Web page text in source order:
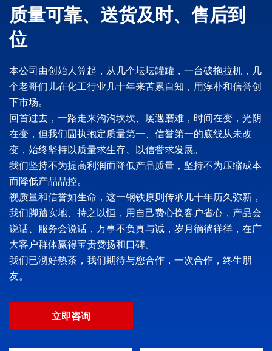
质量可靠、送货及时、售后到
位
本公司由创始人算起，从几个坛坛罐罐，一台破拖拉机，几
个老哥们儿在化工行业几十年来苦累自知，用淳朴和信誉创
下市场。
回首过去，一路走来沟沟坎坎、屡遇磨难，时间在变，光阴
在变，但我们固执抱定质量第一、信誉第一的底线从未改
变，始终坚持以质量求生存、以信誉求发展。
我们坚持不为提高利润而降低产品质量，坚持不为压缩成本
而降低产品品控。
视质量和信誉如生命，这一钢铁原则传承几十年历久弥新，
我们脚踏实地、持之以恒，用自己费心换客户省心，产品会
说话、服务会说话，万事不负真与诚，岁月徜徜徉徉，在广
大客户群体赢得宝贵赞扬和口碑。
我们已沏好热茶，我们期待与您合作，一次合作，终生朋
友。
立即咨询